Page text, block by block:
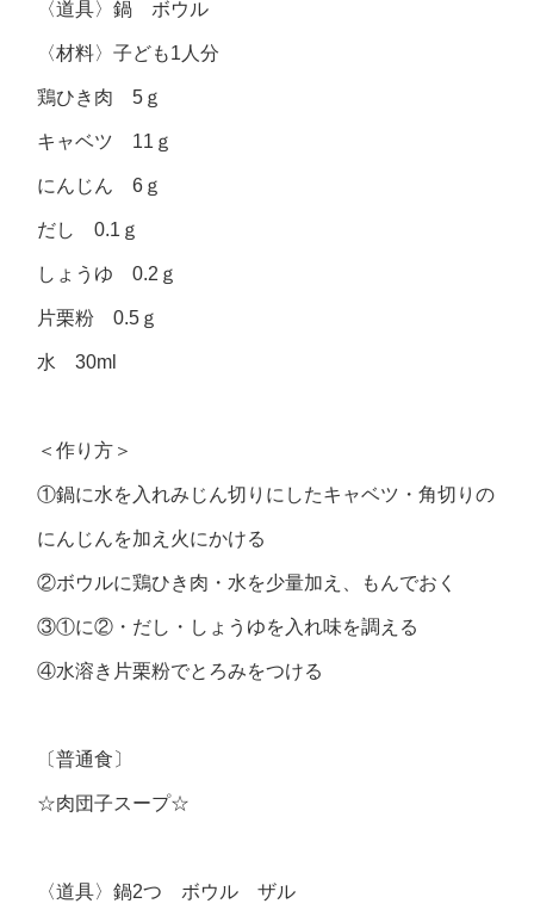
〈道具〉鍋 ボウル
〈材料〉子ども1人分
鶏ひき肉 5ｇ
キャベツ 11ｇ
にんじん 6ｇ
だし 0.1ｇ
しょうゆ 0.2ｇ
片栗粉 0.5ｇ
水 30ml
＜作り方＞
①鍋に水を入れみじん切りにしたキャベツ・角切りの
にんじんを加え火にかける
②ボウルに鶏ひき肉・水を少量加え、もんでおく
③①に②・だし・しょうゆを入れ味を調える
④水溶き片栗粉でとろみをつける
〔普通食〕
☆肉団子スープ☆
〈道具〉鍋2つ ボウル ザル